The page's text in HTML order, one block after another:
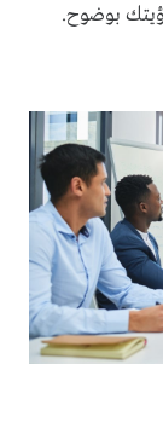
بوضوح.